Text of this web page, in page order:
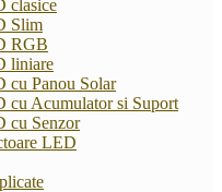
clasice
Slim
RGB
liniare
cu Panou Solar
cu Acumulator si Suport
cu Senzor
LED